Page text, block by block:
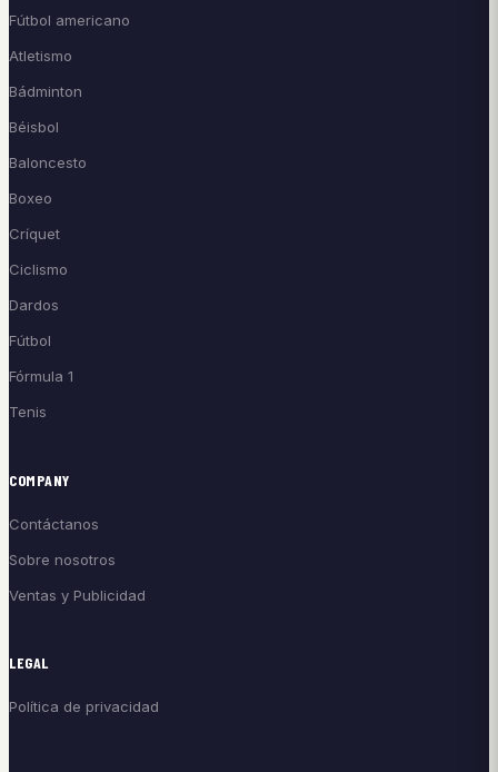
Fútbol americano
Atletismo
Bádminton
Béisbol
Baloncesto
Boxeo
Críquet
Ciclismo
Dardos
Fútbol
Fórmula 1
Tenis
COMPANY
Contáctanos
Sobre nosotros
Ventas y Publicidad
LEGAL
Política de privacidad